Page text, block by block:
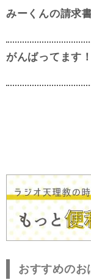
みーくんの請求
がんばってます
おすすめのお